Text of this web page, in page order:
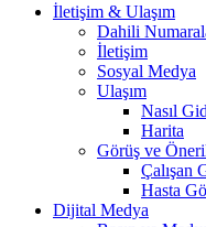
İletişim & Ulaşım
Dahili
İletişim
Sosyal Medya
Ulaşım
Nasıl
Harita
Görüş ve
Çalışan
Hasta
Dijital Medya